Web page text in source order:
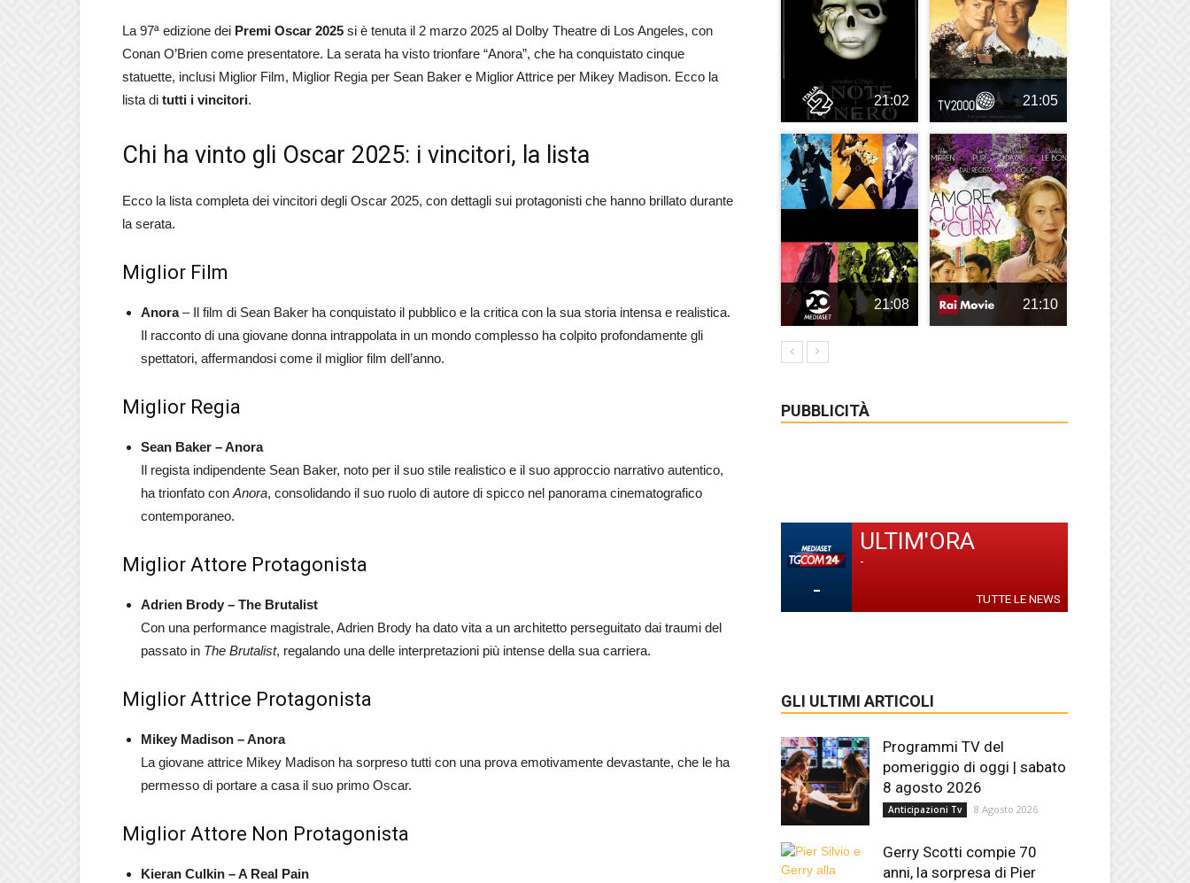
La 97ª edizione dei Premi Oscar 2025 si è tenuta il 2 marzo 2025 al Dolby Theatre di Los Angeles, con
Conan O’Brien come presentatore. La serata ha visto trionfare “Anora”, che ha conquistato cinque
statuette, inclusi Miglior Film, Miglior Regia per Sean Baker e Miglior Attrice per Mikey Madison. Ecco la
lista di tutti i vincitori.
Chi ha vinto gli Oscar 2025: i vincitori, la lista
Ecco la lista completa dei vincitori degli Oscar 2025, con dettagli sui protagonisti che hanno brillato durante
la serata.
Miglior Film
Anora– Il film di Sean Baker ha conquistato il pubblico e la critica con la sua storia intensa e realistica.
Il racconto di una giovane donna intrappolata in un mondo complesso ha colpito profondamente gli
spettatori, affermandosi come il miglior film dell’anno.
Miglior Regia
Sean Baker – Anora
Il regista indipendente Sean Baker, noto per il suo stile realistico e il suo approccio narrativo autentico,
ha trionfato con Anora, consolidando il suo ruolo di autore di spicco nel panorama cinematografico
contemporaneo.
Miglior Attore Protagonista
Adrien Brody – The Brutalist
Con una performance magistrale, Adrien Brody ha dato vita a un architetto perseguitato dai traumi del
passato in The Brutalist, regalando una delle interpretazioni più intense della sua carriera.
Miglior Attrice Protagonista
Mikey Madison – Anora
La giovane attrice Mikey Madison ha sorpreso tutti con una prova emotivamente devastante, che le ha
permesso di portare a casa il suo primo Oscar.
Miglior Attore Non Protagonista
Kieran Culkin – A Real Pain
21:02 21:05
21:08 21:10
PUBBLICITÀ
-
ULTIM'ORA
-
TUTTE LE NEWS
GLI ULTIMI ARTICOLI
Programmi TV del
pomeriggio di oggi | sabato
8 agosto 2026
Anticipazioni Tv 8 Agosto 2026
Gerry Scotti compie 70
anni, la sorpresa di Pier